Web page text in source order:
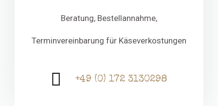
Beratung, Bestellannahme,
Terminvereinbarung für Käseverkostungen
+49 (0) 172 3130298